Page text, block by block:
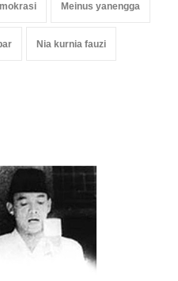
Meinus yanengga
Nia kurnia fauzi